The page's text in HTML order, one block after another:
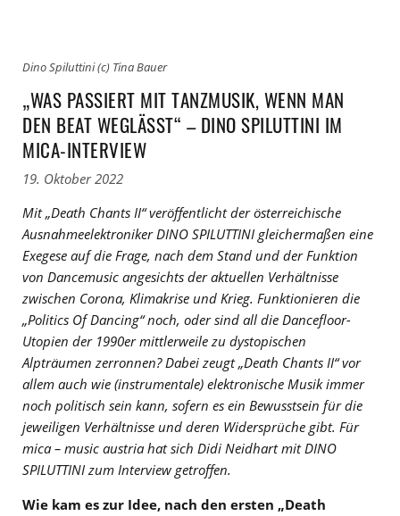
Dino Spiluttini (c) Tina Bauer
„WAS PASSIERT MIT TANZMUSIK, WENN MAN
DEN BEAT WEGLÄSST“ – DINO SPILUTTINI IM
MICA-INTERVIEW
19. Oktober 2022
Mit „Death Chants II“ veröffentlicht der österreichische
Ausnahmeelektroniker DINO SPILUTTINI gleichermaßen eine
Exegese auf die Frage, nach dem Stand und der Funktion
von Dancemusic angesichts der aktuellen Verhältnisse
zwischen Corona, Klimakrise und Krieg. Funktionieren die
„Politics Of Dancing“ noch, oder sind all die Dancefloor-
Utopien der 1990er mittlerweile zu dystopischen
Alpträumen zerronnen? Dabei zeugt „Death Chants II“ vor
allem auch wie (instrumentale) elektronische Musik immer
noch politisch sein kann, sofern es ein Bewusstsein für die
jeweiligen Verhältnisse und deren Widersprüche gibt. Für
mica – music austria hat sich Didi Neidhart mit DINO
SPILUTTINI zum Interview getroffen.
Wie kam es zur Idee, nach den ersten „Death